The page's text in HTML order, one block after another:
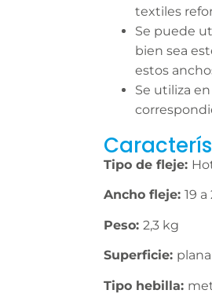
textiles
Se puede
bien sea
estos
Se utiliza
Tipo de fleje:
Ancho fleje: 19
Peso: 2,3 kg
Superficie: plana
Tipo hebilla: